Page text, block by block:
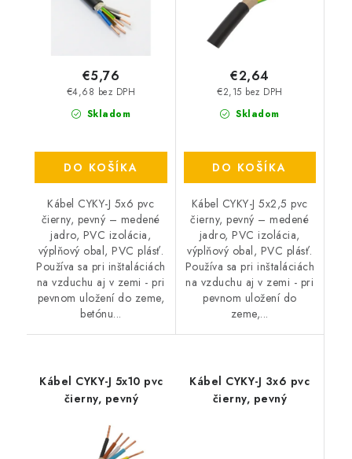
Skladom
€4,68 bez DPH
€5,76
DO KOŠÍKA
Kábel CYKY-J 5x6 pvc
čierny, pevný – medené
jadro, PVC izolácia,
výplňový obal, PVC plásť.
Používa sa pri inštaláciách
na vzduchu aj v zemi - pri
pevnom uložení do zeme,
betónu...
Skladom
€2,15 bez DPH
€2,64
DO KOŠÍKA
Kábel CYKY-J 5x2,5 pvc
čierny, pevný – medené
jadro, PVC izolácia,
výplňový obal, PVC plásť.
Používa sa pri inštaláciách
na vzduchu aj v zemi - pri
pevnom uložení do
zeme,...
Kábel CYKY-J 5x10 pvc
čierny, pevný
Kábel CYKY-J 3x6 pvc
čierny, pevný